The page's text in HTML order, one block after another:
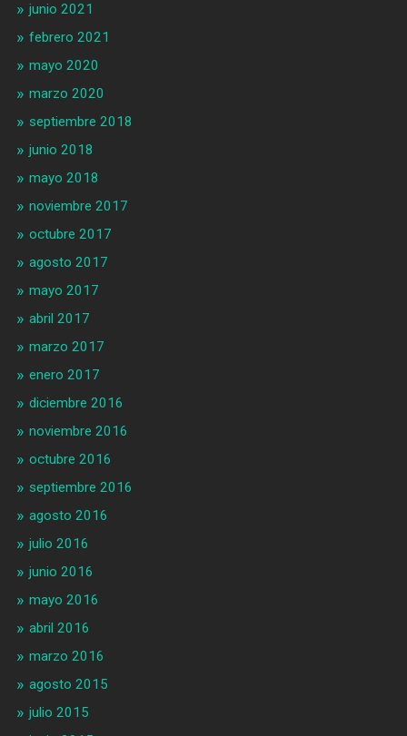
junio 2021
febrero 2021
mayo 2020
marzo 2020
septiembre 2018
junio 2018
mayo 2018
noviembre 2017
octubre 2017
agosto 2017
mayo 2017
abril 2017
marzo 2017
enero 2017
diciembre 2016
noviembre 2016
octubre 2016
septiembre 2016
agosto 2016
julio 2016
junio 2016
mayo 2016
abril 2016
marzo 2016
agosto 2015
julio 2015